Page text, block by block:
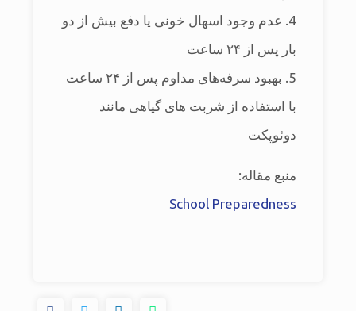
4. عدم وجود اسهال خونی یا دفع بیش از دو
بار پس از ۲۴ ساعت
5. ‌بهبود سرفه‎‌های مداوم پس از ۲۴ ساعت
با استفاده از شربت های گیاهی مانند
دوئوپکت
منبع مقاله:
School Preparedness